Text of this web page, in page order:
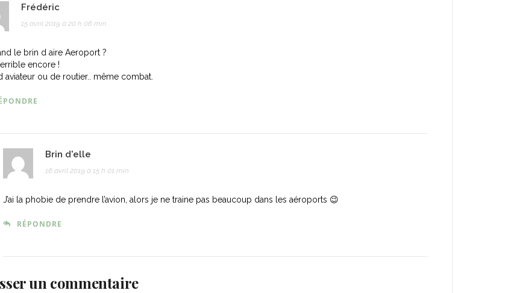
Frédéric
15 avril 2019 à 20 h 06 min
le brin d aire Aeroport ?
encore !
aviateur ou de routier.. même combat.
Brin d'elle
16 avril 2019 à 15 h 01 min
J’ai la phobie de prendre l’avion, alors je ne traine pas beaucoup dans les aéroports 😉
RÉPONDRE
un commentaire